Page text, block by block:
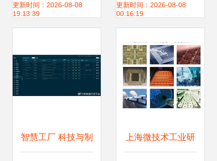
相iote展，引领行
更新时间：2026-08-08
19:13:39
时代的创新力量
更新时间：2026-08-08
00:16:19
智慧工厂 科技与制 上海微技术工业研